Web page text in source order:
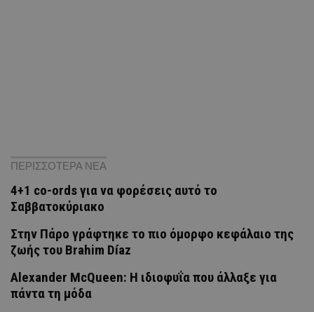
ΠΕΡΙΣΣΟΤΕΡΑ ΝΕΑ
4+1 co-ords για να φορέσεις αυτό το
Σαββατοκύριακο
Στην Πάρο γράφτηκε το πιο όμορφο κεφάλαιο της
ζωής του Brahim Díaz
Alexander McQueen: Η ιδιοφυΐα που άλλαξε για
πάντα τη μόδα